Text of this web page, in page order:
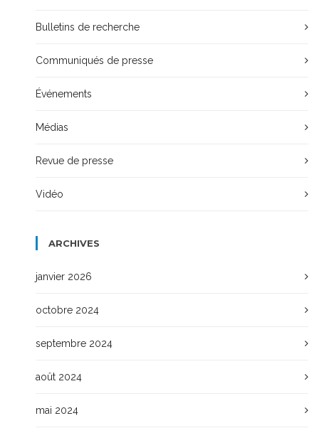
Bulletins de recherche
Communiqués de presse
Événements
Médias
Revue de presse
Vidéo
ARCHIVES
janvier 2026
octobre 2024
septembre 2024
août 2024
mai 2024